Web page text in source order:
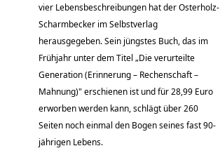
vier Lebensbeschreibungen hat der Osterholz-
Scharmbecker im Selbstverlag
herausgegeben. Sein jüngstes Buch, das im
Frühjahr unter dem Titel „Die verurteilte
Generation (Erinnerung – Rechenschaft –
Mahnung)" erschienen ist und für 28,99 Euro
erworben werden kann, schlägt über 260
Seiten noch einmal den Bogen seines fast 90-
jährigen Lebens.